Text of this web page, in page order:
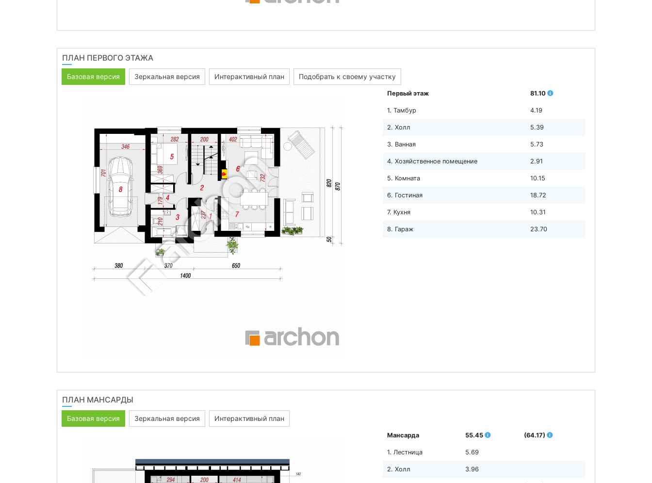
ПЛАН ПЕРВОГО ЭТАЖА
Базовая версия Зеркальная версия Интерактивный план Подобрать к своему участку
Первый этаж 81.10
1. Тамбур 4.19
2. Холл 5.39
3. Ванная 5.73
4. Хозяйственное помещение 2.91
5. Комната 10.15
6. Гостиная 18.72
7. Кухня 10.31
8. Гараж 23.70
ПЛАН МАНСАРДЫ
Базовая версия Зеркальная версия Интерактивный план
Мансарда 55.45 (64.17)
1. Лестница 5.69
2. Холл 3.96